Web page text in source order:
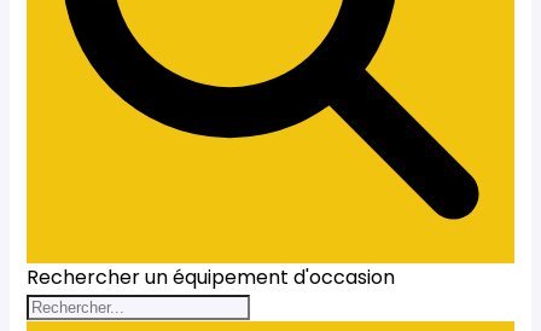
Rechercher un équipement d'occasion